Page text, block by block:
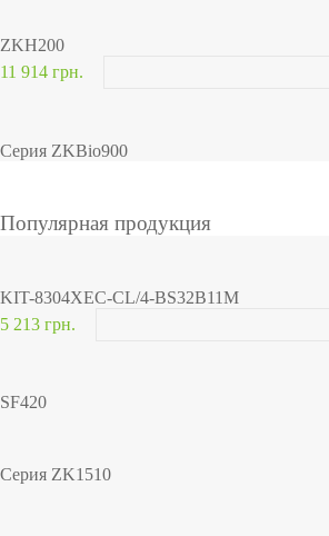
ZKH200
11 914 грн.
Серия ZKBio900
Популярная продукция
KIT-8304XEC-CL/4-BS32B11M
5 213 грн.
SF420
Серия ZK1510